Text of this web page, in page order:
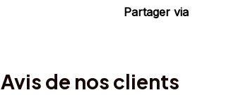
Partager via
Avis de nos clients